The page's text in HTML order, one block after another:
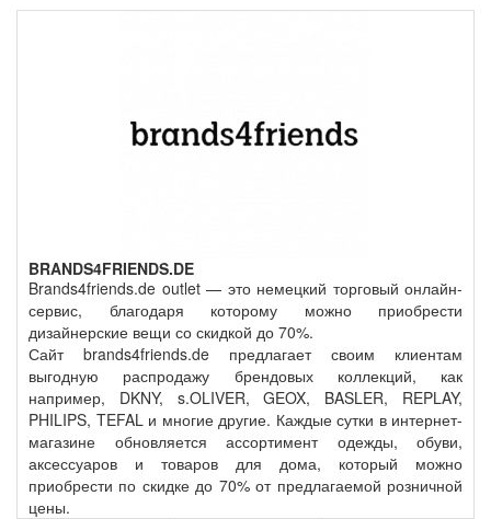
BRANDS4FRIENDS.DE
Brands4friends.de outlet — это немецкий торговый онлайн-
сервис, благодаря которому можно приобрести
дизайнерские вещи со скидкой до 70%.
Сайт brands4friends.de предлагает своим клиентам
выгодную распродажу брендовых коллекций, как
например, DKNY, s.OLIVER, GEOX, BASLER, REPLAY,
PHILIPS, TEFAL и многие другие. Каждые сутки в интернет-
магазине обновляется ассортимент одежды, обуви,
аксессуаров и товаров для дома, который можно
приобрести по скидке до 70% от предлагаемой розничной
цены.